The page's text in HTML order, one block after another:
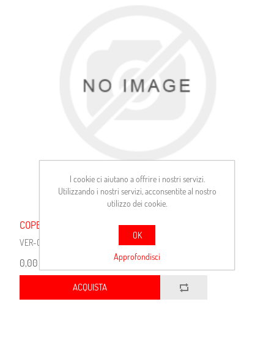
COPERTURA VASCHETTA ACQUA
VER-C0010
0,00 €
ACQUISTA
I cookie ci aiutano a offrire i nostri servizi.
Utilizzando i nostri servizi, acconsentite al nostro
utilizzo dei cookie.
OK
Approfondisci